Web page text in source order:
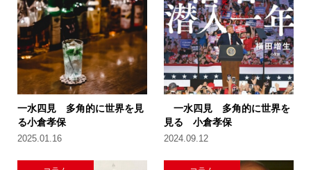
一水四見 多角的に世界を見
る小倉孝保
2025.01.16
一水四見 多角的に世界を
見る 小倉孝保
2024.09.12